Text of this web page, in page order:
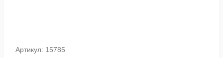
Артикул: 15785